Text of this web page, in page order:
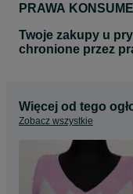
PRAWA
Twoje zakupy u
chronione przez
Więcej od tego
Zobacz wszystkie